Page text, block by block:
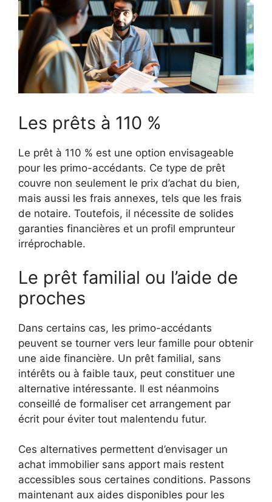
Les prêts à 110 %
Le prêt à 110 % est une option envisageable
pour les primo-accédants. Ce type de prêt
couvre non seulement le prix d’achat du bien,
mais aussi les frais annexes, tels que les frais
de notaire. Toutefois, il nécessite de solides
garanties financières et un profil emprunteur
irréprochable.
Le prêt familial ou l’aide de
proches
Dans certains cas, les primo-accédants
peuvent se tourner vers leur famille pour obtenir
une aide financière. Un prêt familial, sans
intérêts ou à faible taux, peut constituer une
alternative intéressante. Il est néanmoins
conseillé de formaliser cet arrangement par
écrit pour éviter tout malentendu futur.
Ces alternatives permettent d’envisager un
achat immobilier sans apport mais restent
accessibles sous certaines conditions. Passons
maintenant aux aides disponibles pour les